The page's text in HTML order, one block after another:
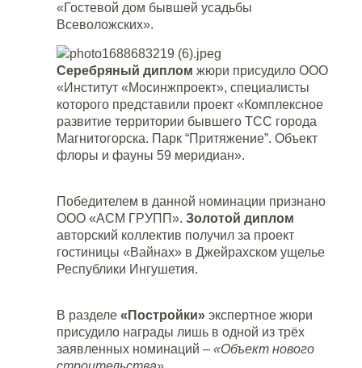
«Гостевой дом бывшей усадьбы
Всеволожских».
Серебряный диплом жюри присудило ООО
«Институт «Мосинжпроект», специалисты
которого представили проект «Комплексное
развитие территории бывшего ТСС города
Магнитогорска. Парк “Притяжение”. Объект
флоры и фауны 59 меридиан».
Победителем в данной номинации признано
ООО «АСМ ГРУПП». Золотой диплом
авторский коллектив получил за проект
гостиницы «Вайнах» в Джейрахском ущелье
Республики Ингушетия.
В разделе «Постройки» экспертное жюри
присудило награды лишь в одной из трёх
заявленных номинаций – «Объект нового